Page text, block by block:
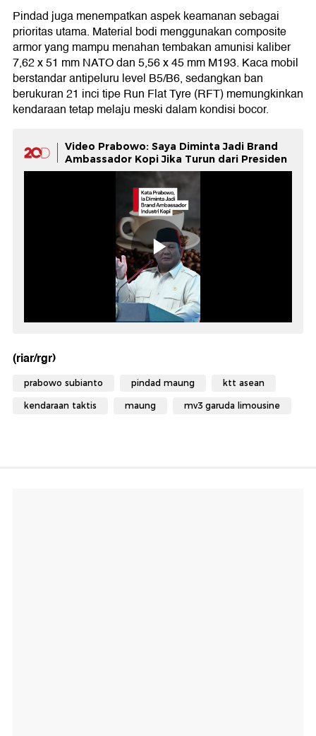
Pindad juga menempatkan aspek keamanan sebagai
prioritas utama. Material bodi menggunakan composite
armor yang mampu menahan tembakan amunisi kaliber
7,62 x 51 mm NATO dan 5,56 x 45 mm M193. Kaca mobil
berstandar antipeluru level B5/B6, sedangkan ban
berukuran 21 inci tipe Run Flat Tyre (RFT) memungkinkan
kendaraan tetap melaju meski dalam kondisi bocor.
Video Prabowo: Saya Diminta Jadi Brand
Ambassador Kopi Jika Turun dari Presiden
(riar/rgr)
prabowo subianto pindad maung ktt asean
kendaraan taktis maung mv3 garuda limousine